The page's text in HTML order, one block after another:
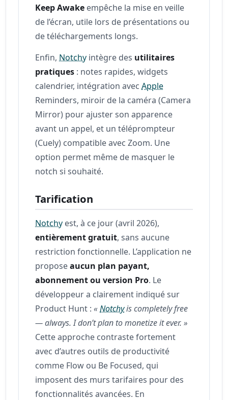
Keep Awake empêche la mise en veille
de l’écran, utile lors de présentations ou
de téléchargements longs.
Enfin, Notchy intègre des utilitaires
pratiques : notes rapides, widgets
calendrier, intégration avecApple
Reminders, miroir de la caméra (Camera
Mirror) pour ajuster son apparence
avant un appel, et un téléprompteur
(Cuely) compatible avec Zoom. Une
option permet même de masquer le
notch si souhaité.
Tarification
Notchy est, à ce jour (avril 2026),
entièrement gratuit, sans aucune
restriction fonctionnelle. L’application ne
proposeaucun plan payant,
abonnement ou version Pro. Le
développeur a clairement indiqué sur
Product Hunt :«Notchyis completely free
— always. I don’t plan to monetize it ever. »
Cette approche contraste fortement
avec d’autres outils de productivité
comme Flow ou Be Focused, qui
imposent des murs tarifaires pour des
fonctionnalités avancées. En